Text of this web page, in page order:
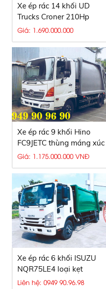
Xe ép rác 14 khối UD
Trucks Croner 210Hp
Giá: 1.690.000.000
Xe ép rác 9 khối Hino
FC9JETC thùng máng xúc
Giá: 1.175.000.000 VNĐ
Xe ép rác 6 khối ISUZU
NQR75LE4 loại kẹt
thùng
Liên hệ: 0949 90.96.98